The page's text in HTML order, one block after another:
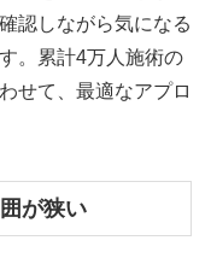
認しながら気になる
。累計4万人施術の
せて、最適なアプロ
が狭い